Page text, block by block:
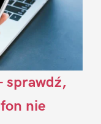
sprawdź,
nie